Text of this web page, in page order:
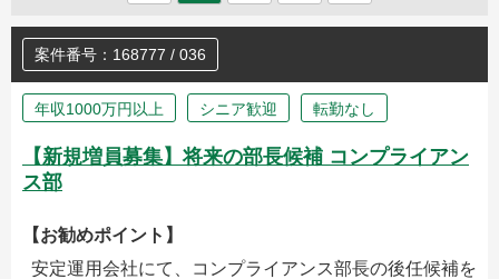
案件番号：168777 / 036
年収1000万円以上 シニア歓迎 転勤なし
【新規増員募集】将来の部長候補 コンプライアン
ス部
【お勧めポイント】
安定運用会社にて、コンプライアンス部長の後任候補を